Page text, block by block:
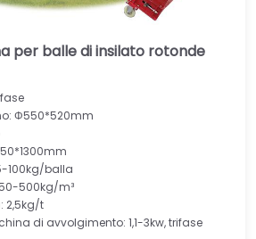
per balle di insilato rotonde
Φ550*520mm
100kg/balla
500kg/m³
2,5kg/t
di avvolgimento: 1,1-3kw, trifase